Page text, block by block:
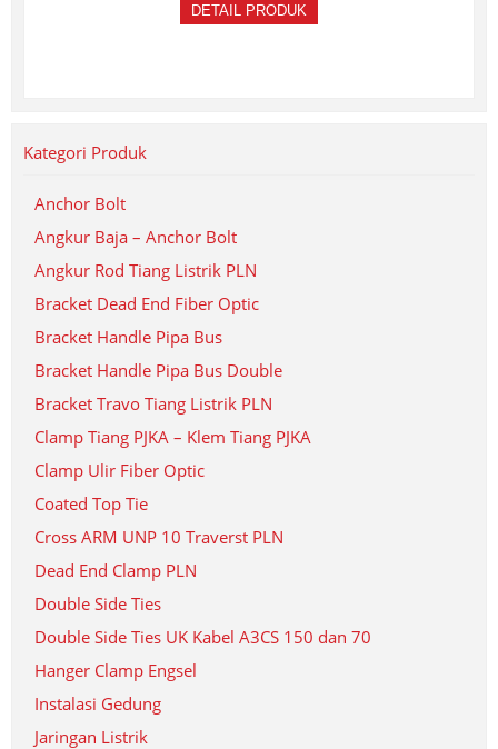
DETAIL PRODUK
Kategori Produk
Anchor Bolt
Angkur Baja – Anchor Bolt
Angkur Rod Tiang Listrik PLN
Bracket Dead End Fiber Optic
Bracket Handle Pipa Bus
Bracket Handle Pipa Bus Double
Bracket Travo Tiang Listrik PLN
Clamp Tiang PJKA – Klem Tiang PJKA
Clamp Ulir Fiber Optic
Coated Top Tie
Cross ARM UNP 10 Traverst PLN
Dead End Clamp PLN
Double Side Ties
Double Side Ties UK Kabel A3CS 150 dan 70
Hanger Clamp Engsel
Instalasi Gedung
Jaringan Listrik